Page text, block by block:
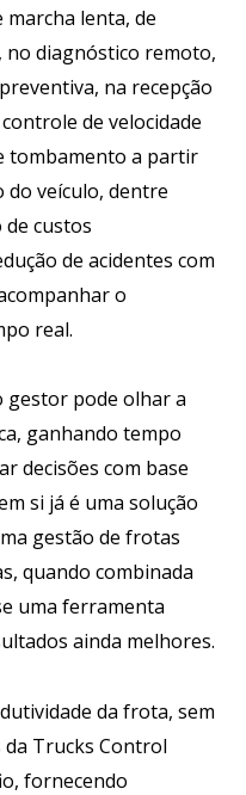
marcha lenta, de
no diagnóstico remoto,
na recepção
de velocidade
tombamento a partir
do veículo, dentre
custos
de acidentes com
o
real.
gestor pode olhar a
ganhando tempo
decisões com base
si já é uma solução
gestão de frotas
quando combinada
uma ferramenta
ainda melhores.
da frota, sem
da Trucks Control
fornecendo